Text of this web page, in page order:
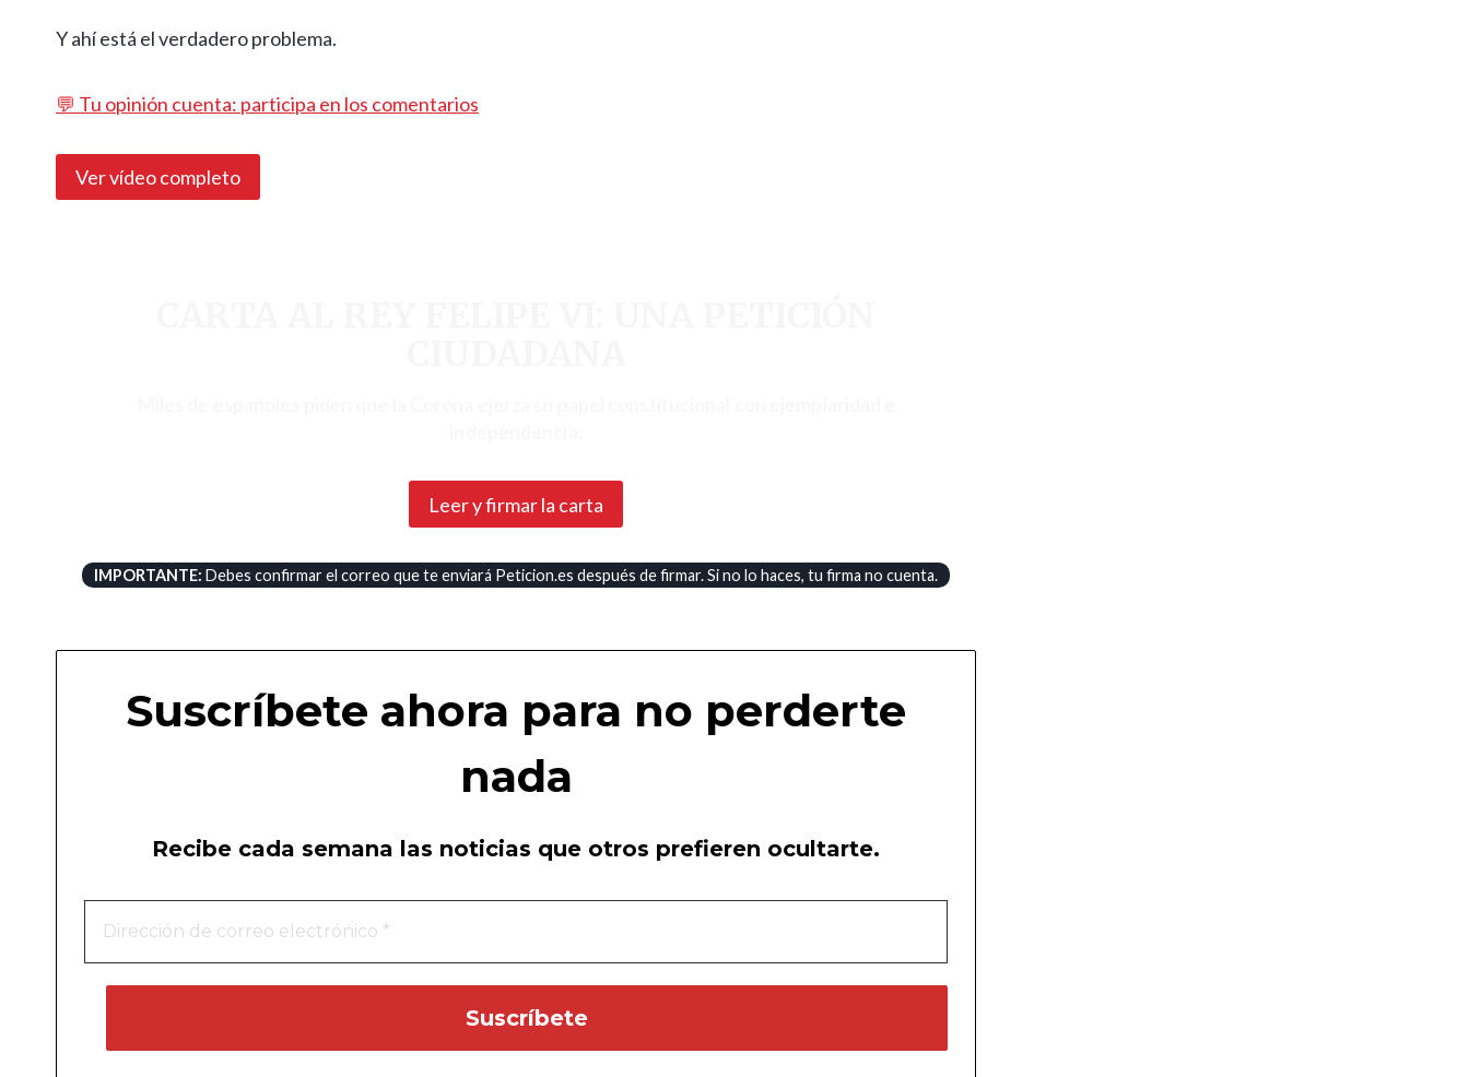
Y ahí está el verdadero problema.
💬 Tu opinión cuenta: participa en los comentarios
Ver vídeo completo
Leer y firmar la carta
IMPORTANTE: Debes confirmar el correo que te enviará Peticion.es después de firmar. Si no lo haces, tu firma no cuenta.
Suscríbete ahora para no perderte
nada
Recibe cada semana las noticias que otros prefieren ocultarte.